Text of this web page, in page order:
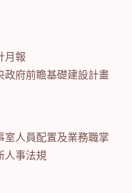
月報
府前瞻基礎建設計畫特別預算會計月報
室人員配置及業務職掌
人事法規